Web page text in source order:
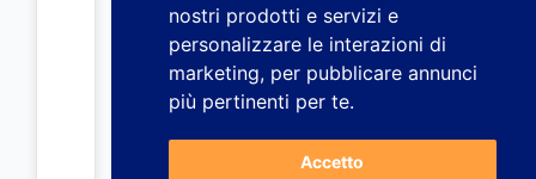
nostri prodotti e servizi e
personalizzare le interazioni di
marketing, per pubblicare annunci
più pertinenti per te.
Accetto